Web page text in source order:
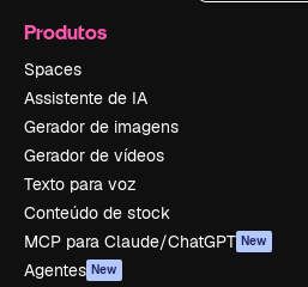
Produtos
Spaces
Assistente de IA
Gerador de imagens
Gerador de vídeos
Texto para voz
Conteúdo de stock
MCP para Claude/ChatGPT New
Agentes New